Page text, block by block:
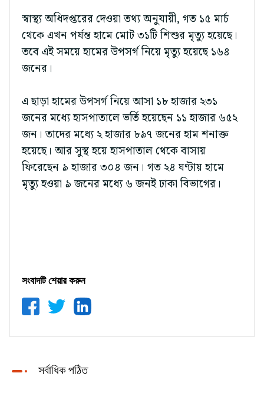
স্বাস্থ্য অধিদপ্তরের দেওয়া তথ্য অনুযায়ী, গত ১৫ মার্চ
থেকে এখন পর্যন্ত হামে মোট ৩১টি শিশুর মৃত্যু হয়েছে।
তবে এই সময়ে হামের উপসর্গ নিয়ে মৃত্যু হয়েছে ১৬৪
জনের।
এ ছাড়া হামের উপসর্গ নিয়ে আসা ১৮ হাজার ২৩১
জনের মধ্যে হাসপাতালে ভর্তি হয়েছেন ১১ হাজার ৬৫২
জন। তাদের মধ্যে ২ হাজার ৮৯৭ জনের হাম শনাক্ত
হয়েছে। আর সুস্থ হয়ে হাসপাতাল থেকে বাসায়
ফিরেছেন ৯ হাজার ৩০৪ জন। গত ২৪ ঘণ্টায় হামে
মৃত্যু হওয়া ৯ জনের মধ্যে ৬ জনই ঢাকা বিভাগের।
সংবাদটি শেয়ার করুন
সর্বাধিক পঠিত